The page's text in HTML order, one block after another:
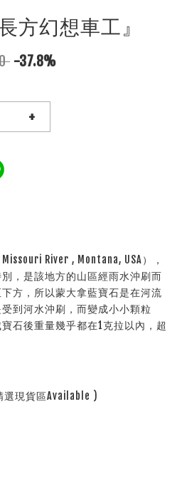
方幻想車工』
-37.8%
+
River , Montana, USA），
，是該地方的山區經雨水沖刷而
方，所以蒙大拿藍寶石是在河流
到河水沖刷，而變成小小顆粒
石後重量幾乎都在1克拉以內，超
選現貨區Available )